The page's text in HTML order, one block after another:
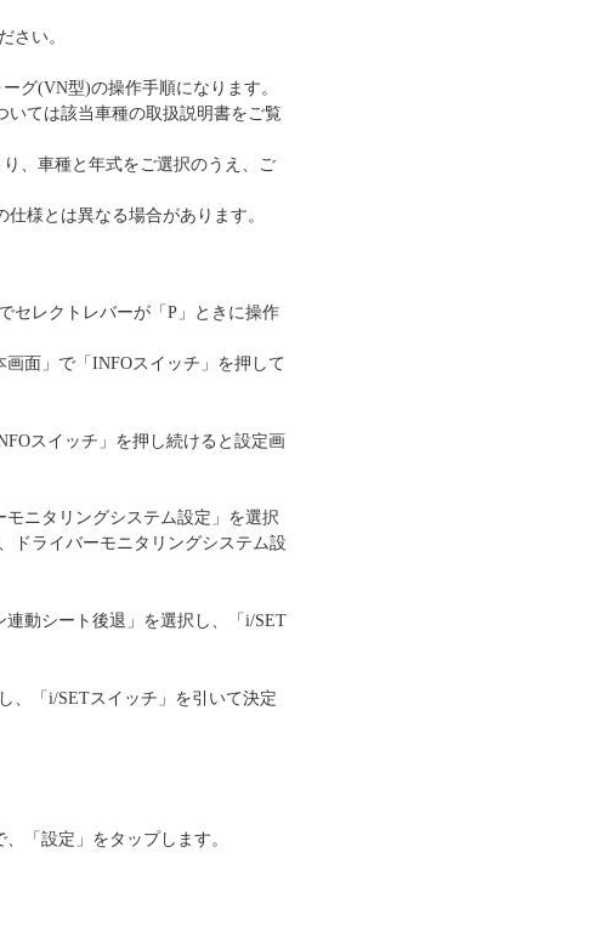
さい。
グ(VN型)の操作手順になります。
いては該当車種の取扱説明書をご覧
り、車種と年式をご選択のうえ、ご
様とは異なる場合があります。
セレクトレバーが「P」ときに操作
面」で「INFOスイッチ」を押して
スイッチ」を押し続けると設定画
ニタリングシステム設定」を選択
ドライバーモニタリングシステム設
動シート後退」を選択し、「i/SET
、「i/SETスイッチ」を引いて決定
「設定」をタップします。